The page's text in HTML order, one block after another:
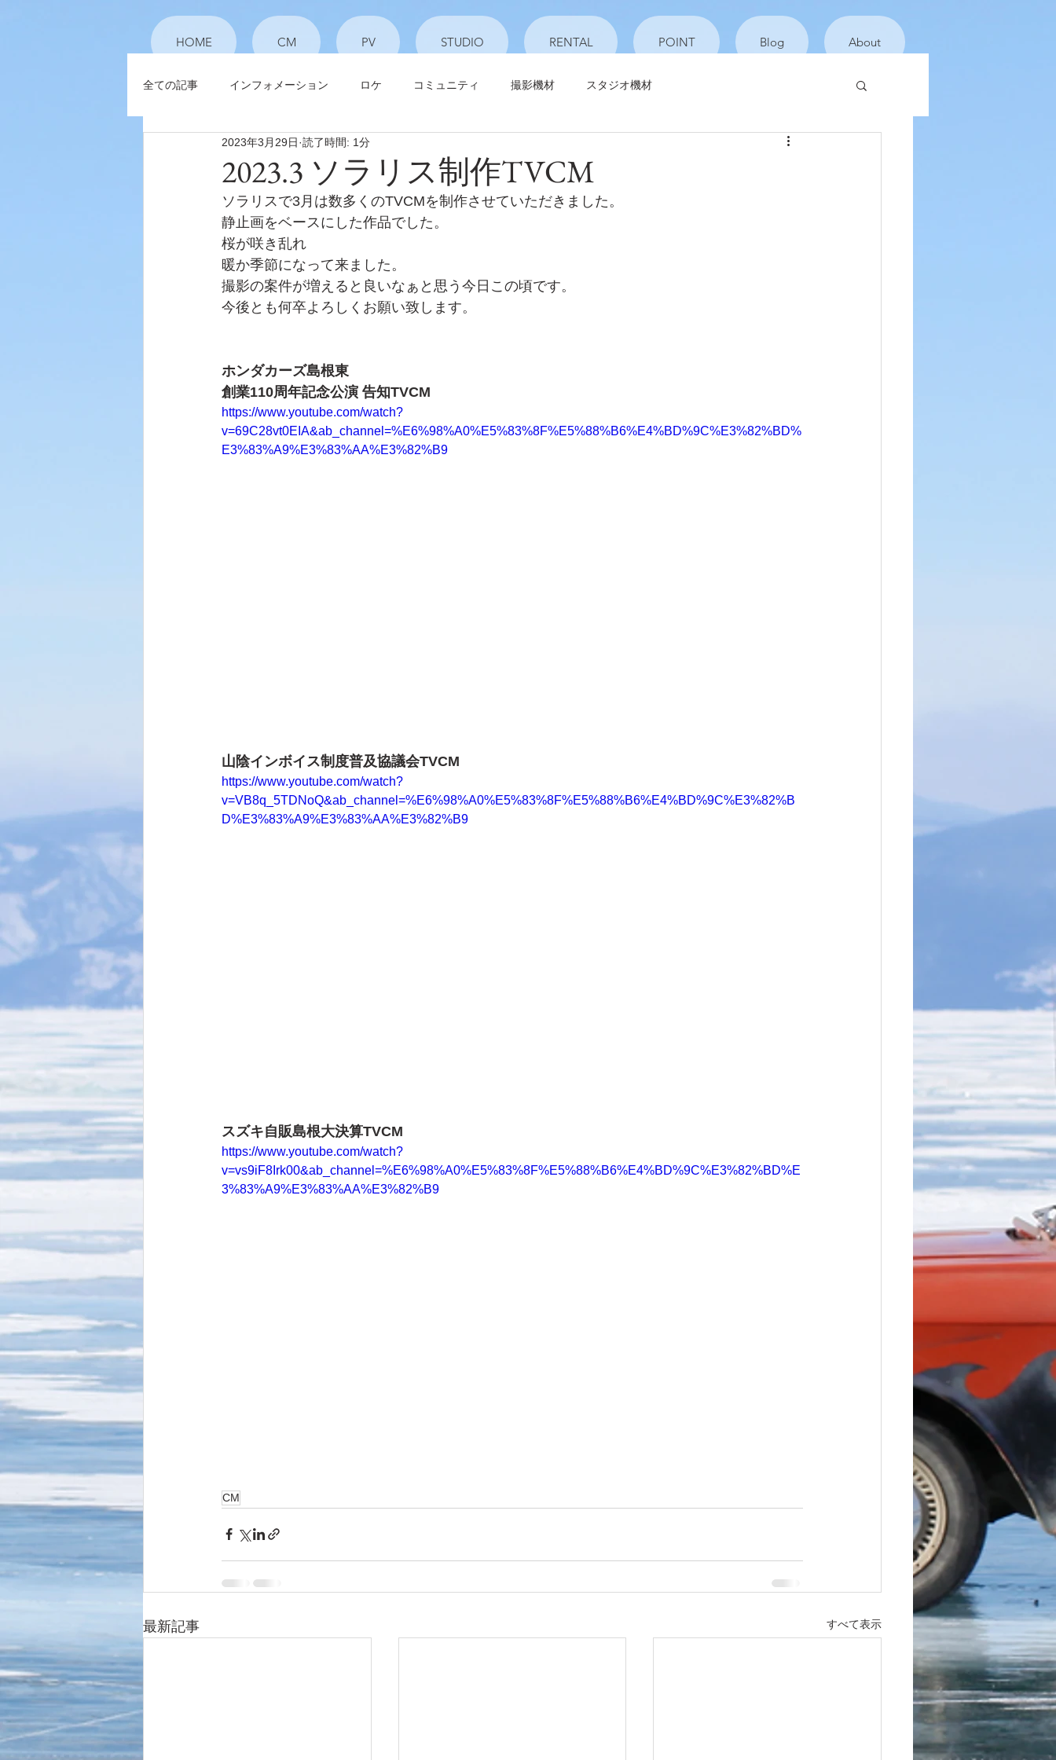
全ての記事 インフォメーション ロケ コミュニティ 撮影機材 スタジオ機材
2023.3 ソラリス制作TVCM
2023年3月29日 読了時間: 1分
ソラリスで3月は数多くのTVCMを制作させていただきました。
静止画をベースにした作品でした。
桜が咲き乱れ
暖か季節になって来ました。
撮影の案件が増えると良いなぁと思う今日この頃です。
今後とも何卒よろしくお願い致します。
ホンダカーズ島根東
創業110周年記念公演 告知TVCM
https://www.youtube.com/watch?
v=69C28vt0EIA&ab_channel=%E6%98%A0%E5%83%8F%E5%88%B6%E4%BD%9C%E3%82%BD%
E3%83%A9%E3%83%AA%E3%82%B9
山陰インボイス制度普及協議会TVCM
https://www.youtube.com/watch?
v=VB8q_5TDNoQ&ab_channel=%E6%98%A0%E5%83%8F%E5%88%B6%E4%BD%9C%E3%82%B
D%E3%83%A9%E3%83%AA%E3%82%B9
スズキ自販島根大決算TVCM
https://www.youtube.com/watch?
v=vs9iF8Irk00&ab_channel=%E6%98%A0%E5%83%8F%E5%88%B6%E4%BD%9C%E3%82%BD%E
3%83%A9%E3%83%AA%E3%82%B9
CM
最新記事 すべて表示
HOME CM PV STUDIO RENTAL POINT Blog About